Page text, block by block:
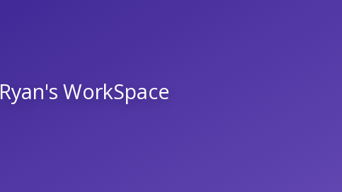
Ryan's WorkSpace